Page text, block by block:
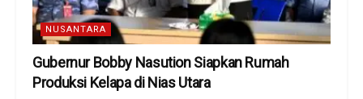
NUSANTARA
Gubernur Bobby Nasution Siapkan Rumah
Produksi Kelapa di Nias Utara